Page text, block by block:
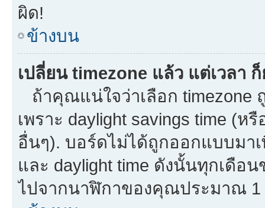
ผิด!
ข้างบน
เปลี่ยน timezone แล้ว แต่เวลา
ถ้าคุณแน่ใจว่าเลือก timezone
เพราะ daylight savings time (ห
อื่นๆ). บอร์ดไม่ได้ถูกออกแบบมา
และ daylight time ดังนั้นทุกเดือ
ไปจากนาฬิกาของคุณประมาณ 1